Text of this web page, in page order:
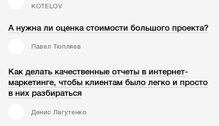
KOTELOV
А нужна ли оценка стоимости большого проекта?
Павел Тюпляев
Как делать качественные отчеты в интернет-
маркетинге, чтобы клиентам было легко и просто
в них разбираться
Денис Лагутенко